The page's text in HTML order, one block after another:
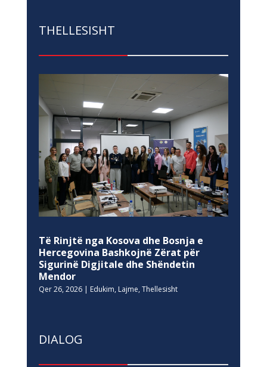
THELLESISHT
Të Rinjtë nga Kosova dhe Bosnja e
Hercegovina Bashkojnë Zërat për
Sigurinë Digjitale dhe Shëndetin
Mendor
Qer 26, 2026| Edukim, Lajme, Thellesisht
DIALOG